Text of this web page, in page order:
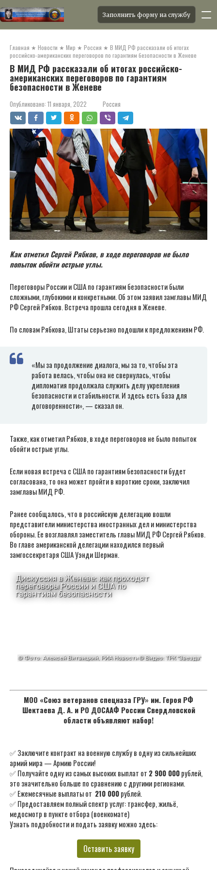
контенту
Заполнить форму на службу
Главная ★ Новости ★ Мир ★ Россия ★ В МИД РФ рассказали об итогах
российско-американских переговоров по гарантиям безопасности в Женеве
В МИД РФ рассказали об итогах российско-
американских переговоров по гарантиям
безопасности в Женеве
Опубликовано: 11 января, 2022 Россия
Как отметил Сергей Рябков, в ходе переговоров не было
попыток обойти острые углы.
Переговоры России и США по гарантиям безопасности были
сложными, глубокими и конкретными. Об этом заявил замглавы МИД
РФ Сергей Рябков. Встреча прошла сегодня в Женеве.
По словам Рябкова, Штаты серьезно подошли к предложениям РФ.
«Мы за продолжение диалога, мы за то, чтобы эта
работа велась, чтобы она не свернулась, чтобы
дипломатия продолжала служить делу укрепления
безопасности и стабильности. И здесь есть база для
договоренности», — сказал он.
Также, как отметил Рябков, в ходе переговоров не было попыток
обойти острые углы.
Если новая встреча с США по гарантиям безопасности будет
согласована, то она может пройти в короткие сроки, заключил
замглавы МИД РФ.
Ранее сообщалось, что в российскую делегацию вошли
представители министерства иностранных дел и министерства
обороны. Ее возглавлял заместитель главы МИД РФ Сергей Рябков.
Во главе американской делегации находился первый
замгоссекретаря США Уэнди Шерман.
МОО «Союз ветеранов спецназа ГРУ» им. Героя РФ
Шектаева Д. А. и РО ДОСААФ России Свердловской
области объявляют набор!
✅ Заключите контракт на военную службу в одну из сильнейших
армий мира — Армию России!
✅ Получайте одну из самых высоких выплат от 2 900 000рублей,
это значительно больше по сравнению с другими регионами.
✅ Ежемесячные выплаты от 210 000рублей.
✅ Предоставляем полный спектр услуг: трансфер, жильё,
медосмотр в пункте отбора (военкомате)
Узнать подробности и подать заявку можно здесь:
Оставить заявку